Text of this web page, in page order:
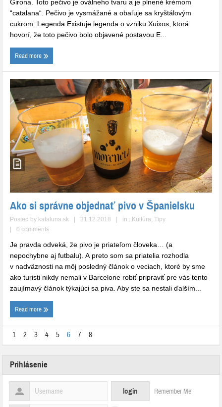
Girona. Toto pečivo je oválneho tvaru a je plnené krémom
“catalana“. Pečivo je vysmážané a obaľuje sa kryštálovým
cukrom. Legenda Existuje legenda o vzniku Xuixos, ktorá
hovorí, že toto pečivo bolo objavené postavou E...
Read more
Ako si správne objednať pivo v Španielsku
Posted by kataluna.sk 31.12.2018 in : Kultúra,Tipy
0 comments
Je pravda odveká, že pivo je priateľom človeka… (a
nepochybne aj futbalu). A preto som sa priatelia rozhodla
v nadväznosti na môj posledný článok o veciach, ktoré by sme
ako turisti nikdy nemali v Barcelone robiť pripraviť pre vás tento
zaujímavý článok týkajúci sa piva. Aby ste sa nestali ďalším...
Read more
1 2 3 4 5 6 7 8
Prihlásenie
Remember Me